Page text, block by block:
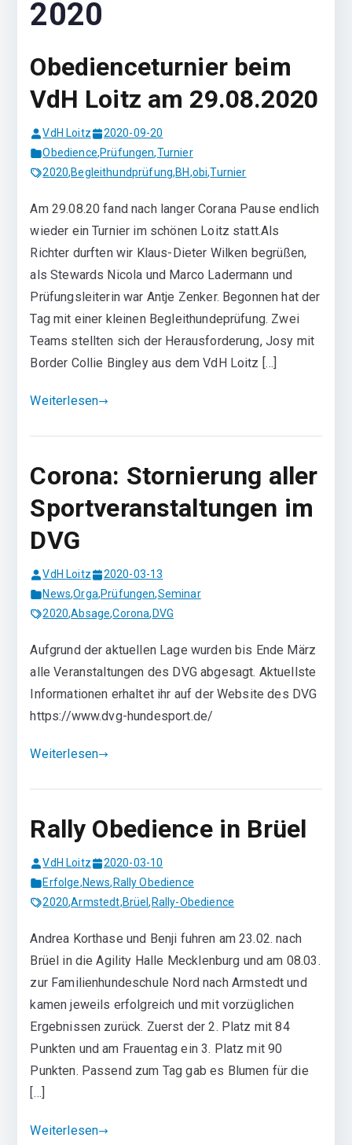
2020
Obedienceturnier beim
VdH Loitz am 29.08.2020
VdH Loitz
2020-09-20
Obedience,Prüfungen,Turnier
2020,Begleithundprüfung,BH,obi,Turnier
Am 29.08.20 fand nach langer Corana Pause endlich
wieder ein Turnier im schönen Loitz statt.Als
Richter durften wir Klaus-Dieter Wilken begrüßen,
als Stewards Nicola und Marco Ladermann und
Prüfungsleiterin war Antje Zenker. Begonnen hat der
Tag mit einer kleinen Begleithundeprüfung. Zwei
Teams stellten sich der Herausforderung, Josy mit
Border Collie Bingley aus dem VdH Loitz […]
Weiterlesen
Corona: Stornierung aller
Sportveranstaltungen im
DVG
VdH Loitz
2020-03-13
News,Orga,Prüfungen,Seminar
2020,Absage,Corona, DVG
Aufgrund der aktuellen Lage wurden bis Ende März
alle Veranstaltungen des DVG abgesagt. Aktuellste
Informationen erhaltet ihr auf der Website des DVG
https://www.dvg-hundesport.de/
Weiterlesen
Rally Obedience in Brüel
VdH Loitz
2020-03-10
Erfolge,News, Rally Obedience
2020,Armstedt,Brüel, Rally-Obedience
Andrea Korthase und Benji fuhren am 23.02. nach
Brüel in die Agility Halle Mecklenburg und am 08.03.
zur Familienhundeschule Nord nach Armstedt und
kamen jeweils erfolgreich und mit vorzüglichen
Ergebnissen zurück. Zuerst der 2. Platz mit 84
Punkten und am Frauentag ein 3. Platz mit 90
Punkten. Passend zum Tag gab es Blumen für die
[…]
Weiterlesen